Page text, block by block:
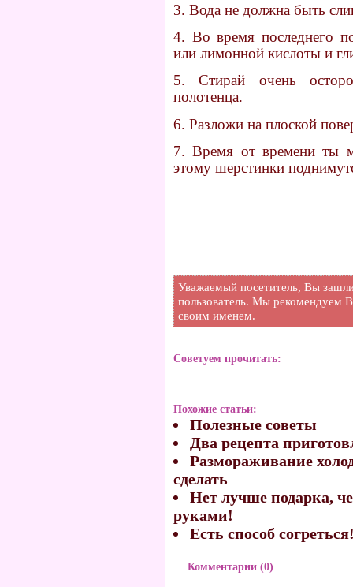
3. Вода не должна быть
4. Во время последнего
или лимонной кислоты и
5. Стирай очень
полотенца.
6. Разложи на плоской
7. Время от времени ты
этому шерстинки
Уважаемый посетитель, Вы
пользователь. Мы рекомендуем
своим именем.
Советуем прочитать:
Похожие статьи:
Полезные советы
Два рецепта
Размораживание
сделать
Нет лучше подарка,
руками!
Есть способ
Комментарии (0)